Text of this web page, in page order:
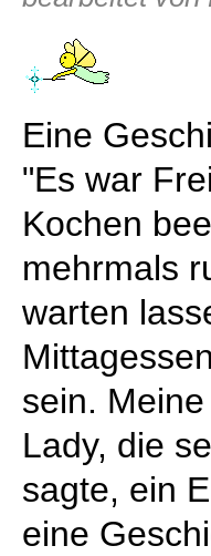
Eine
"Es war
Kochen
mehrmals
warten
sein.
Lady, die
sagte, ein
eine